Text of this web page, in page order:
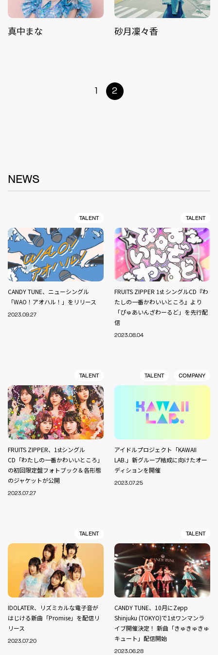
真中まな 砂月凜々香
1 2
NEWS
TALENT
CANDY TUNE、ニューシングル
「WAO！アオハル！」をリリース
2023.09.27
TALENT
FRUITS ZIPPER 1st シングルCD『わ
たしの一番かわいいところ』より
「ぴゅあいんざわーるど」を先行配
信
2023.08.04
TALENT
FRUITS ZIPPER、1stシングル
CD「わたしの一番かわいいところ」
の初回限定盤フォトブック＆各形態
のジャケットが公開
2023.07.27
TALENT COMPANY
アイドルプロジェクト「KAWAII
LAB.」新グループ結成に向けたオー
ディションを開催
2023.07.25
TALENT
IDOLATER、リズミカルな電子音が
はじける新曲「Promise」を配信リ
リース
2023.07.20
TALENT
CANDY TUNE、10月にZepp
Shinjuku (TOKYO)で1stワンマンラ
イブ開催決定！ 新曲「きゅきゅきゅ
キュート」配信開始
2023.06.28